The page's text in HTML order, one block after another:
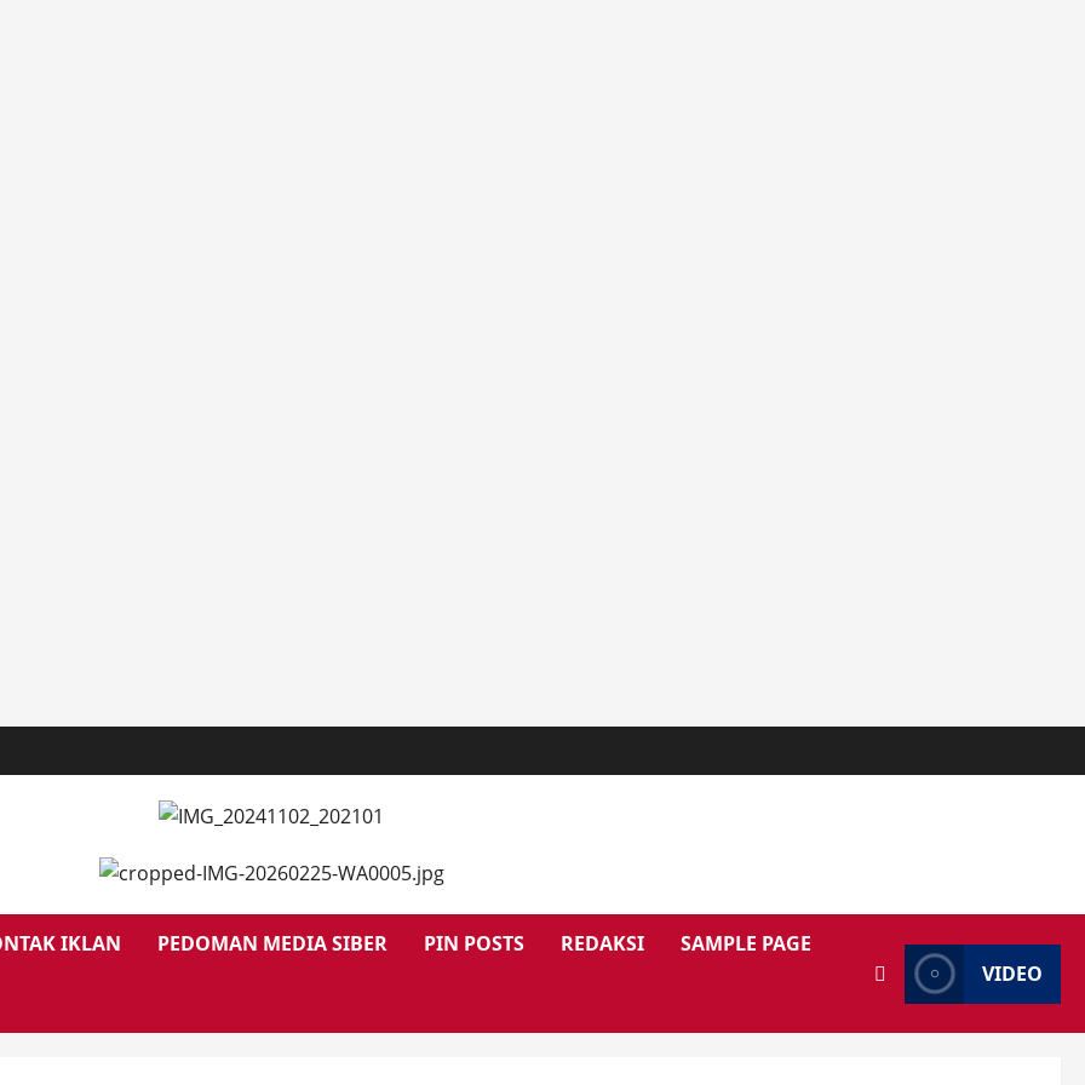
IKLAN PEDOMAN MEDIA SIBER PIN POSTS REDAKSI SAMPLE PAGE
VIDEO